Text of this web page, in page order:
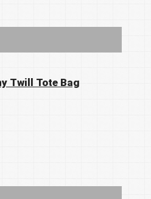
Twill Tote Bag